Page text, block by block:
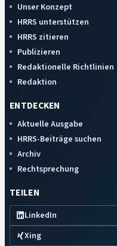
Unser Konzept
HRRS unterstützen
HRRS zitieren
Publizieren
Redaktionelle Richtlinien
Redaktion
ENTDECKEN
Aktuelle Ausgabe
HRRS-Beiträge suchen
Archiv
Rechtsprechung
TEILEN
LinkedIn
Xing